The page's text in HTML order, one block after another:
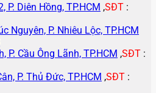
P. Diên Hồng, TP.HCM ,SĐT :
Nguyên, P. Nhiêu Lộc, TP.HCM
P. Cầu Ông Lãnh, TP.HCM ,SĐT :
P. Thủ Đức, TP.HCM ,SĐT :